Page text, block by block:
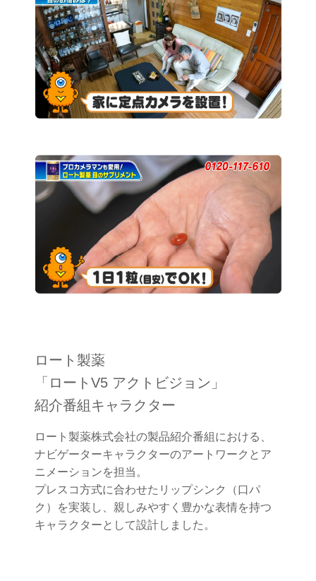
ロート製薬
「ロートV5 アクトビジョン」
紹介番組キャラクター
ロート製薬株式会社の製品紹介番組における、
ナビゲーターキャラクターのアートワークとア
ニメーションを担当。
プレスコ方式に合わせたリップシンク（口パ
ク）を実装し、親しみやすく豊かな表情を持つ
キャラクターとして設計しました。